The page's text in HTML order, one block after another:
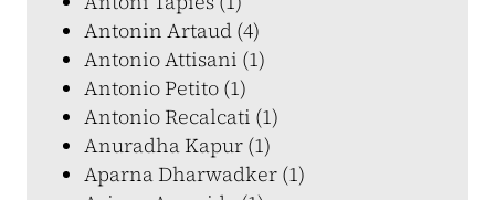
Antonin Artaud (4)
Antonio Attisani (1)
Antonio Petito (1)
Antonio Recalcati (1)
Anuradha Kapur (1)
Aparna Dharwadker (1)